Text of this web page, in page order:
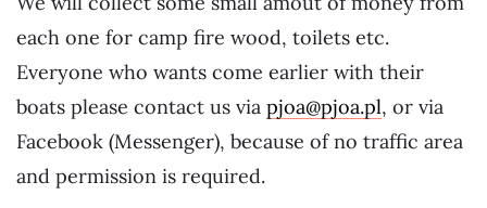
each one for camp fire wood, toilets etc.
Everyone who wants come earlier with their
boats please contact us via pjoa@pjoa.pl, or via
Facebook (Messenger), because of no traffic area
and permission is required.